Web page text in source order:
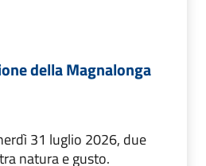
della Magnalonga
31 luglio 2026, due
natura e gusto.